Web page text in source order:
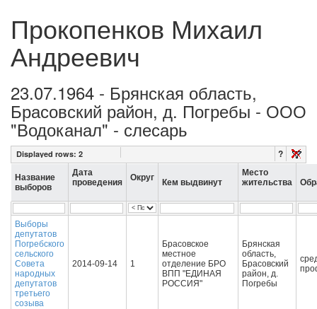
Прокопенков Михаил
Андреевич
23.07.1964 - Брянская область,
Брасовский район, д. Погребы - ООО
"Водоканал" - слесарь
Displayed rows: 2 ?
Название
выборов
Дата
проведения
Округ Кем выдвинут
Место
жительства
Выборы
депутатов
Погребского
сельского
Совета
народных
депутатов
третьего
созыва
2014-09-14 1
Брасовское
местное
отделение БРО
ВПП "ЕДИНАЯ
РОССИЯ"
Брянская
область,
Брасовский
район, д.
Погребы